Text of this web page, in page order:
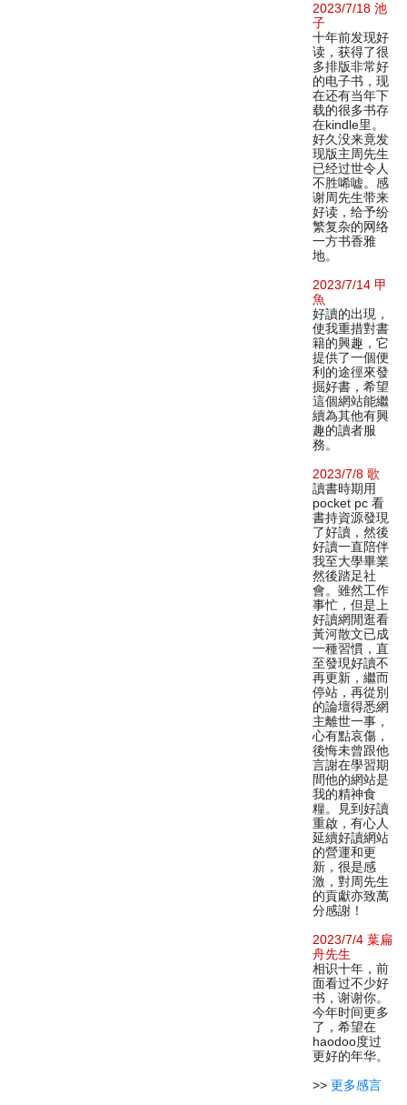
2023/7/18 池
子
十年前发现好
读，获得了很
多排版非常好
的电子书，现
在还有当年下
载的很多书存
在kindle里。
好久没来竟发
现版主周先生
已经过世令人
不胜唏嘘。感
谢周先生带来
好读，给予纷
繁复杂的网络
一方书香雅
地。
2023/7/14 甲
魚
好讀的出現，
使我重措對書
籍的興趣，它
提供了一個便
利的途徑來發
掘好書，希望
這個網站能繼
續為其他有興
趣的讀者服
務。
2023/7/8 歌
讀書時期用
pocket pc 看
書持資源發現
了好讀，然後
好讀一直陪伴
我至大學畢業
然後踏足社
會。雖然工作
事忙，但是上
好讀網閒逛看
黃河散文已成
一種習慣，直
至發現好讀不
再更新，繼而
停站，再從別
的論壇得悉網
主離世一事，
心有點哀傷，
後悔未曾跟他
言謝在學習期
間他的網站是
我的精神食
糧。見到好讀
重啟，有心人
延續好讀網站
的營運和更
新，很是感
激，對周先生
的貢獻亦致萬
分感謝！
2023/7/4 葉扁
舟先生
相识十年，前
面看过不少好
书，谢谢你。
今年时间更多
了，希望在
haodoo度过
更好的年华。
>> 更多感言